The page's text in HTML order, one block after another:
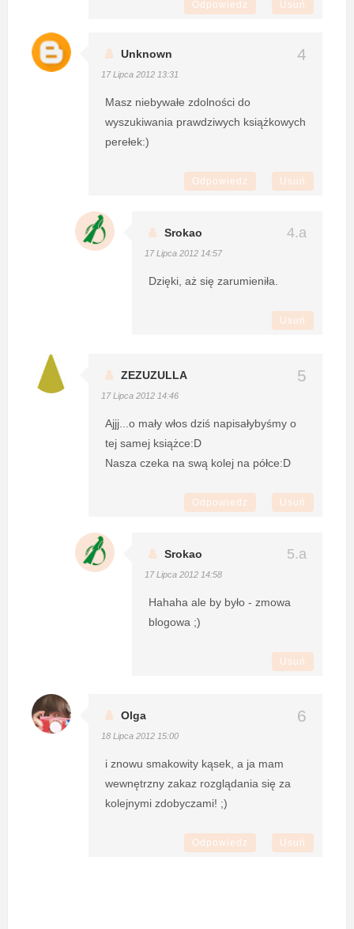
Odpowiedz Usuń
Unknown
17 Lipca 2012 13:31
Masz niebywałe zdolności do
wyszukiwania prawdziwych książkowych
perełek:)
Odpowiedz Usuń
Srokao
17 Lipca 2012 14:57
Dzięki, aż się zarumieniła.
Usuń
ZEZUZULLA
17 Lipca 2012 14:46
Ajjj...o mały włos dziś napisałybyśmy o
tej samej książce:D
Nasza czeka na swą kolej na półce:D
Odpowiedz Usuń
Srokao
17 Lipca 2012 14:58
Hahaha ale by było - zmowa
blogowa ;)
Usuń
Olga
18 Lipca 2012 15:00
i znowu smakowity kąsek, a ja mam
wewnętrzny zakaz rozglądania się za
kolejnymi zdobyczami! ;)
Odpowiedz Usuń